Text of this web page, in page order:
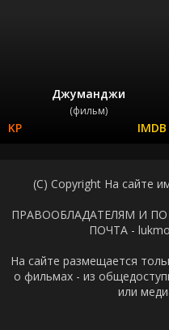
Джуманджи
(фильм)
(C) Copyright На сайте
ПРАВООБЛАДАТЕЛЯМ И
ПОЧТА -
На сайте размещается
о фильмах - из
или